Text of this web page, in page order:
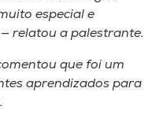
especial e
relatou a palestrante.
que foi um
aprendizados para